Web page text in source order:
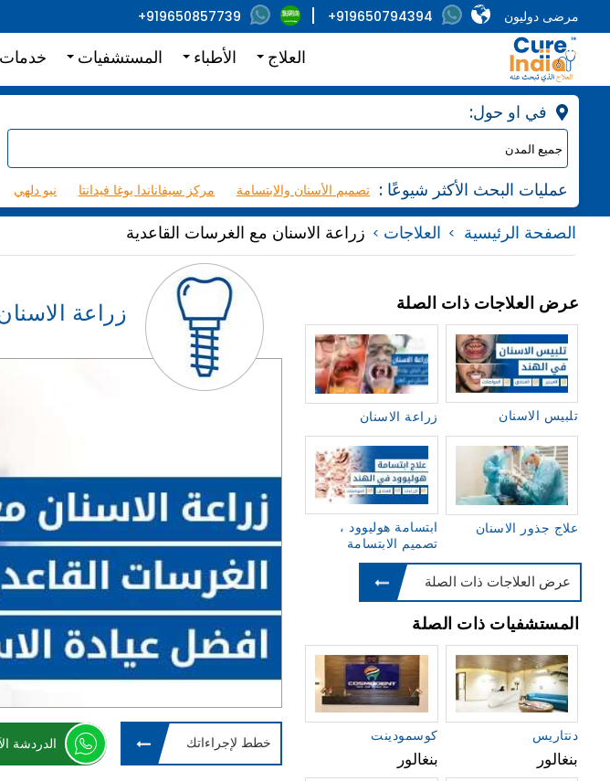
مرضى دوليون +919650794394
+919650857739
العلاج الأطباء المستشفيات خدمات
: عمليات البحث الأكثر شيوعًا نيو دلهي مركز سيفاناندا يوغا فيدانتا تصميم الأسنان والابتسامة
الصفحة الرئيسية العلاجات زراعة الاسنان مع الغرسات القاعدية
زراعة
خطط لإجراءاتك الدردشة
عرض العلاجات ذات الصلة
زراعة الاسنان تلبيس الاسنان
ابتسامة هوليوود ،
تصميم الابتسامة
علاج جذور الاسنان
عرض العلاجات ذات الصلة
المستشفيات ذات الصلة
كوسمودينت
بنغالور
دنتاريس
بنغالور